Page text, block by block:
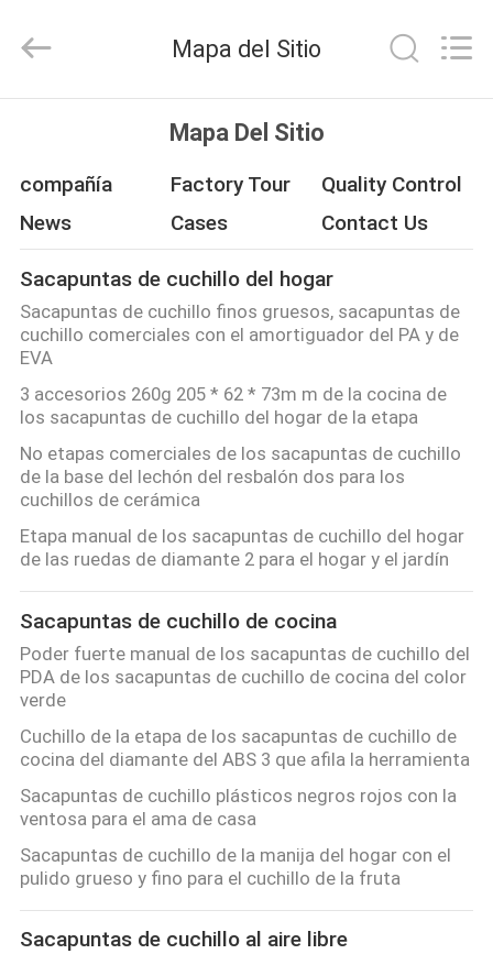
PRODUCTOS
LOS
VÍDEOS
SOBRE
NOSOTROS
RECORRIDO
POR
LA
FÁBRICA
CONTROL
DE
CALIDAD
CONTACTA
CON
NOSOTROS
Electric
Appliance
All
Mapa del Sitio
Mapa Del Sitio
compañía Factory Tour
Quality Control
News
Cases Contact Us
Sacapuntas de cuchillo del hogar
Sacapuntas de cuchillo finos gruesos, sacapuntas de
cuchillo comerciales con el amortiguador del PA y de
EVA
3 accesorios 260g 205 * 62 * 73m m de la cocina de
los sacapuntas de cuchillo del hogar de la etapa
No etapas comerciales de los sacapuntas de cuchillo
de la base del lechón del resbalón dos para los
cuchillos de cerámica
Etapa manual de los sacapuntas de cuchillo del hogar
de las ruedas de diamante 2 para el hogar y el jardín
Sacapuntas de cuchillo de cocina
Poder fuerte manual de los sacapuntas de cuchillo del
PDA de los sacapuntas de cuchillo de cocina del color
verde
Cuchillo de la etapa de los sacapuntas de cuchillo de
cocina del diamante del ABS 3 que afila la herramienta
Sacapuntas de cuchillo plásticos negros rojos con la
ventosa para el ama de casa
Sacapuntas de cuchillo de la manija del hogar con el
pulido grueso y fino para el cuchillo de la fruta
Sacapuntas de cuchillo al aire libre